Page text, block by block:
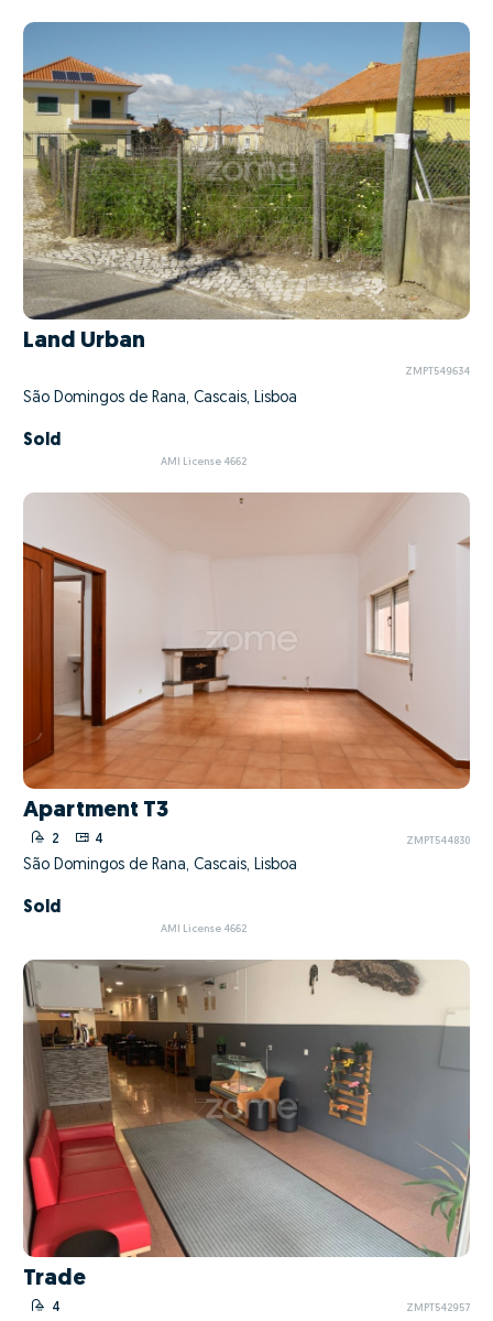
Land Urban
ZMPT549634
São Domingos de Rana, Cascais, Lisboa
Sold
AMI License 4662
Apartment T3
2 4 ZMPT544830
São Domingos de Rana, Cascais, Lisboa
Sold
AMI License 4662
Trade
4 ZMPT542957